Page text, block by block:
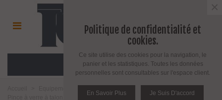
MENU
Politique de confidentialité et
cookies.
Ce site utilise des cookies pour la navigation, le
panier et les statistiques. Toutes les données
personnelles sont consultables sur l'espace client.
En Savoir Plus Je Suis D'accord